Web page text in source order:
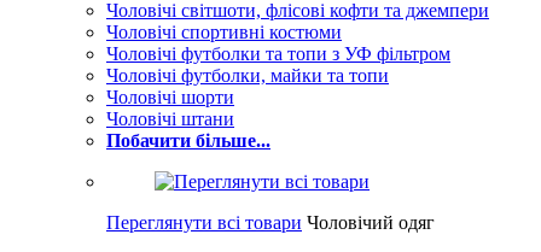
Чоловічі світшоти, флісові кофти та джемпери
Чоловічі спортивні костюми
Чоловічі футболки та топи з УФ фільтром
Чоловічі футболки, майки та топи
Чоловічі шорти
Чоловічі штани
Побачити більше...
Переглянути всі товари Чоловічий одяг